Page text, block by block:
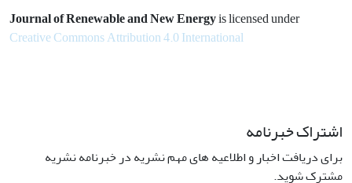
Journal of Renewable and New Energyis licensed under
Creative Commons Attribution 4.0 International
اشتراک خبرنامه
برای دریافت اخبار و اطلاعیه های مهم نشریه در خبرنامه نشریه
مشترک شوید.